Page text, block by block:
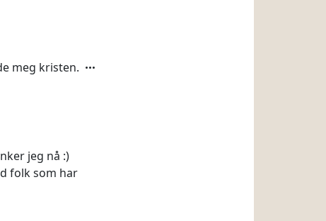
meg kristen.
jeg nå :)
folk som har